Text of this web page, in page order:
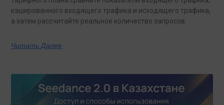
кэшированного входящего трафика и исходящего трафика,
а затем рассчитайте реальное количество запросов.
Читать Далее